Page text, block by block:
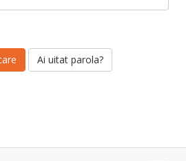
Ai uitat parola?